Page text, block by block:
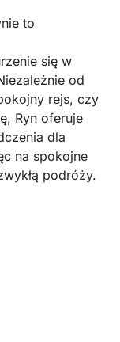
to
się w
od
rejs, czy
Ryn oferuje
dla
na spokojne
podróży.